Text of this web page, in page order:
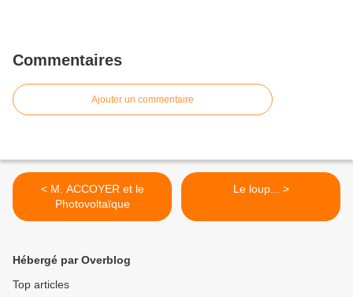
Commentaires
Ajouter un commentaire
< M. ACCOYER et le
Photovoltaïque
Le loup... >
Hébergé par Overblog
Top articles